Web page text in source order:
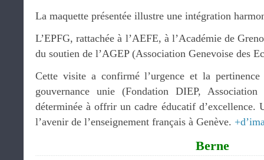
La maquette présentée illustre une intégration
L’EPFG, rattachée à l’AEFE, à l’Académie de
du soutien de l’AGEP (Association Genevoise des
Cette visite a confirmé l’urgence et la
gouvernance unie (Fondation DIEP,
déterminée à offrir un cadre éducatif d’excellence.
l’avenir de l’enseignement français à Genève.
Berne